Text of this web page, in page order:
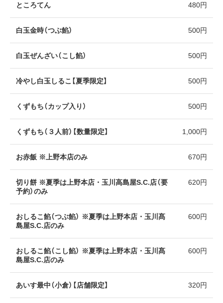
ところてん 480円
白玉金時（つぶ餡） 500円
白玉ぜんざい（こし餡） 500円
冷やし白玉しるこ【夏季限定】 500円
くずもち（カップ入り） 500円
くずもち（３人前）【数量限定】 1,000円
お赤飯 ※上野本店のみ 670円
切り餅 ※夏季は上野本店・玉川高島屋S.C.店（要
予約）のみ
620円
おしるこ餡（つぶ餡） ※夏季は上野本店・玉川髙
島屋S.C.店のみ
600円
おしるこ餡（こし餡） ※夏季は上野本店・玉川髙
島屋S.C.店のみ
600円
あいす最中（小倉）【店舗限定】 320円